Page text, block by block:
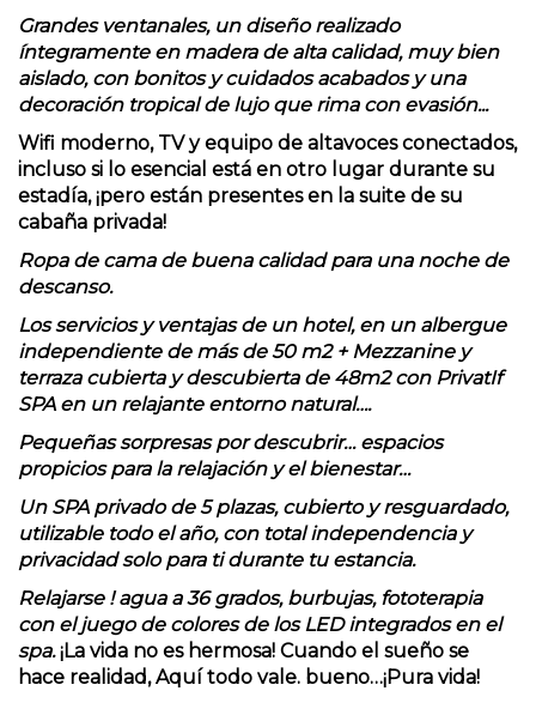
Grandes ventanales, un diseño realizado
íntegramente en madera de alta calidad, muy bien
aislado, con bonitos y cuidados acabados y una
decoración tropical de lujo que rima con evasión...
Wifi moderno, TV y equipo de altavoces conectados,
incluso si lo esencial está en otro lugar durante su
estadía, ¡pero están presentes en la suite de su
cabaña privada!
Ropa de cama de buena calidad para una noche de
descanso.
Los servicios y ventajas de un hotel, en un albergue
independiente de más de 50 m2 + Mezzanine y
terraza cubierta y descubierta de 48m2 con PrivatIf
SPA en un relajante entorno natural….
Pequeñas sorpresas por descubrir… espacios
propicios para la relajación y el bienestar…
Un SPA privado de 5 plazas, cubierto y resguardado,
utilizable todo el año, con total independencia y
privacidad solo para ti durante tu estancia.
Relajarse ! agua a 36 grados, burbujas, fototerapia
con el juego de colores de los LED integrados en el
spa.¡La vida no es hermosa! Cuando el sueño se
hace realidad, Aquí todo vale. bueno…¡Pura vida!